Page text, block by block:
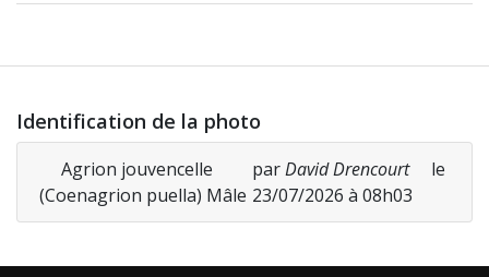
Identification de la photo
Agrion jouvencelle
(Coenagrion puella) Mâle
parDavid Drencourt
le
23/07/2026 à 08h03